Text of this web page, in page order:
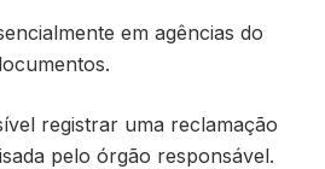
em agências do
registrar uma reclamação
pelo órgão responsável.